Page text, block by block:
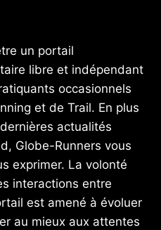
un portail
libre et indépendant
occasionnels
et de Trail. En plus
actualités
Globe-Runners vous
exprimer. La volonté
interactions entre
est amené à évoluer
au mieux aux attentes